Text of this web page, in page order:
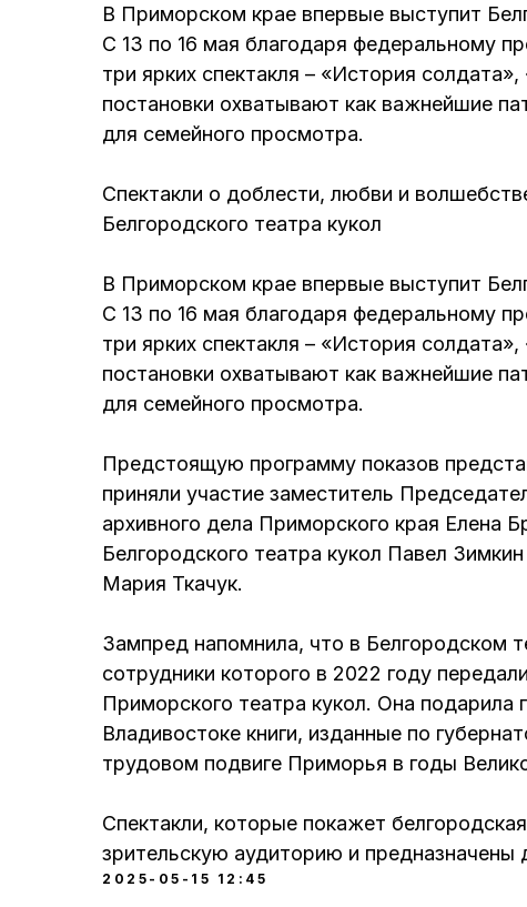
В Приморском крае впервые выступит
С 13 по 16 мая благодаря федеральному
три ярких спектакля – «История
постановки охватывают как важнейшие
для семейного просмотра.
Спектакли о доблести, любви и
Белгородского театра кукол
В Приморском крае впервые выступит
С 13 по 16 мая благодаря федеральному
три ярких спектакля – «История
постановки охватывают как важнейшие
для семейного просмотра.
Предстоящую программу показов
приняли участие заместитель
архивного дела Приморского края Елена
Белгородского театра кукол Павел
Мария Ткачук.
Зампред напомнила, что в Белгородском
сотрудники которого в 2022 году
Приморского театра кукол. Она подарила
Владивостоке книги, изданные по
трудовом подвиге Приморья в годы
Спектакли, которые покажет
зрительскую аудиторию и предназначены
2025-05-15 12:45